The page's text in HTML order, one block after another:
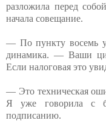
разложила перед
начала совещание.
— По пункту восемь
динамика. — Ваши
Если налоговая это
— Это техническая
Я уже говорила с
подписанию.